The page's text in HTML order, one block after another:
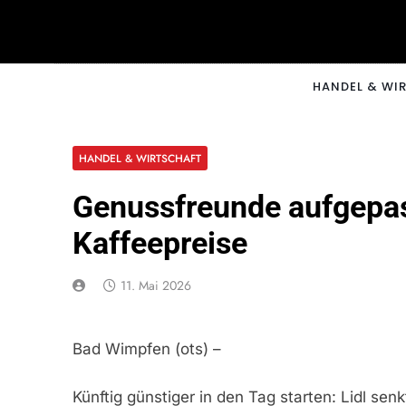
HANDEL &
HANDEL & WIRTSCHAFT
Genussfreunde
Kaffeepreise
11. Mai 2026
Bad Wimpfen (ots) –
Künftig günstiger in den Tag starten: Lidl